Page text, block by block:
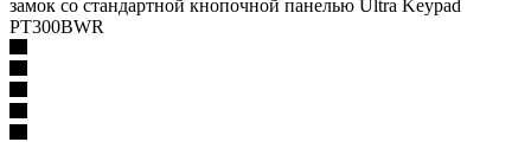
замок со стандартной кнопочной панелью Ultra Keypad
PT300BWR